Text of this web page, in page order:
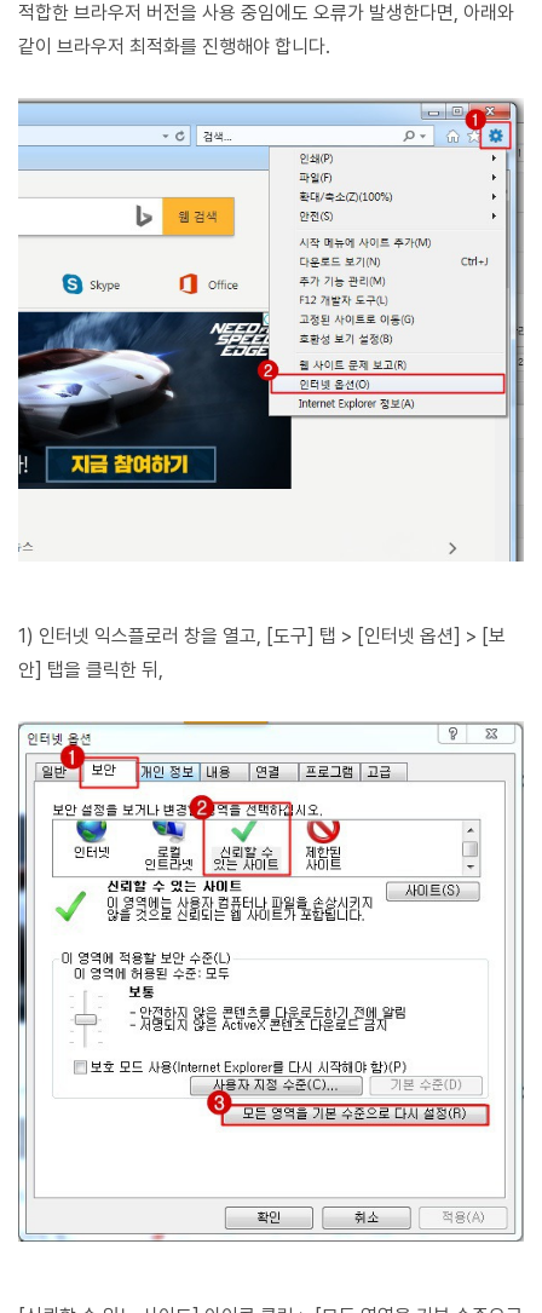
적합한 브라우저 버전을 사용 중임에도 오류가 발생한다면, 아래와
같이 브라우저 최적화를 진행해야 합니다.
1) 인터넷 익스플로러 창을 열고, [도구] 탭 > [인터넷 옵션] > [보
안] 탭을 클릭한 뒤,